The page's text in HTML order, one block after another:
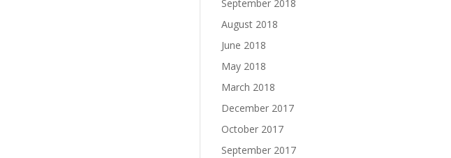
September 2018
August 2018
June 2018
May 2018
March 2018
December 2017
October 2017
September 2017